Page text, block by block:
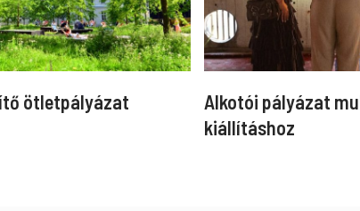
ötletpályázat
Alkotói pályázat
kiállításhoz